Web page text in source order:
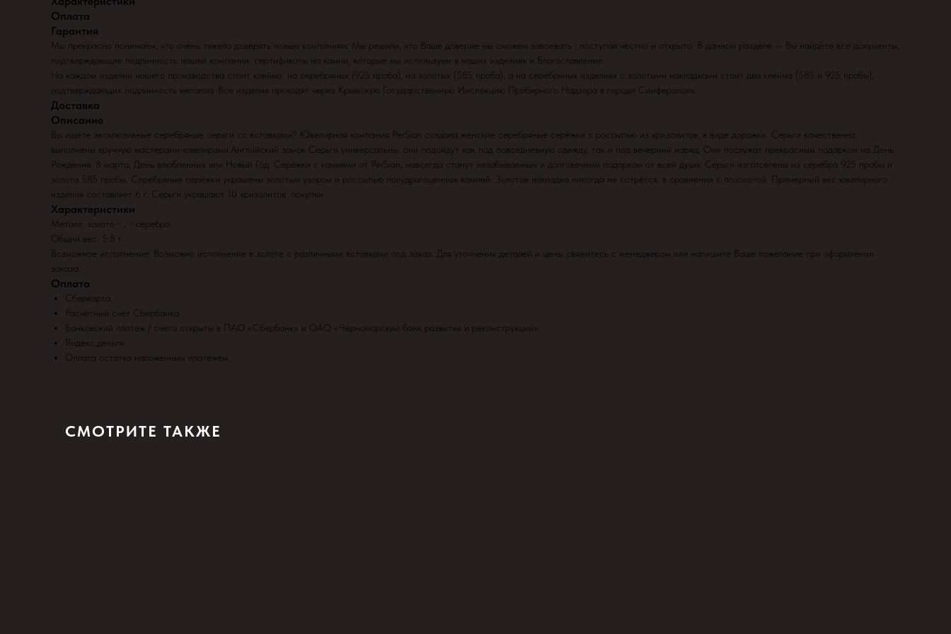
Оплата
Гарантия
Мы прекрасно понимаем, что очень тяжело доверять новым компаниям. Мы решили, что Ваше доверие мы сможем завоевать , поступая честно и открыто. В данном разделе — Вы найдёте все документы,
подтверждающие подлинность нашей компании, сертификаты на камни, которые мы используем в наших изделиях и Благославление.
На каждом изделии нашего производства стоит клеймо: на серебряных (925 проба), на золотых (585 проба), а на серебряных изделиях с золотыми накладками стоит два клейма (585 и 925 пробы),
подтверждающих подлинность металла. Все изделия проходят через Крымскую Государственную Инспекцию Пробирного Надзора в городе Симферополь.
Доставка
Описание
Вы ищете эксклюзивные серебряные серьги со вставками? Ювелирная компания PerSian создала женские серебряные серёжки с россыпью из хризолитов, в виде дорожки. Серьги качественно
выполнены вручную мастерами-ювелирами.Английский замок Серьги универсальны, они подойдут как под повседневную одежду, так и под вечерний наряд. Они послужат прекрасным подарком на День
Рождения, 8 марта, День влюбленных или Новый Год. Серёжки с камнями от PerSian, навсегда станут незабываемым и долговечным подарком от всей души. Серьги изготовлены из серебра 925 пробы и
золота 585 пробы. Серебряные серёжки украшены золотым узором и россыпью полудрагоценных камней. Золотая накладка никогда не сотрётся, в сравнении с позолотой. Примерный вес ювелирного
изделия составляет 6 г. Серьги украшают 10 хризолитов. покупки
Характеристики
Металл: золото~ , ~серебро
Общий вес: 5.8 г
Возможное исполнение: Возможно исполнение в золоте с различными вставками под заказ. Для уточнения деталей и цены свяжитесь с менеджером или напишите Ваше пожелание при оформлении
заказа.
Оплата
Сберкарта
Расчётный счёт Сбербанка
Банковский платеж / счета открыты в ПАО «Сбербанк» и ОАО «Черноморский банк развития и реконструкции»
Яндекс.деньги
Оплата остатка наложенным платежём
СМОТРИТЕ ТАКЖЕ